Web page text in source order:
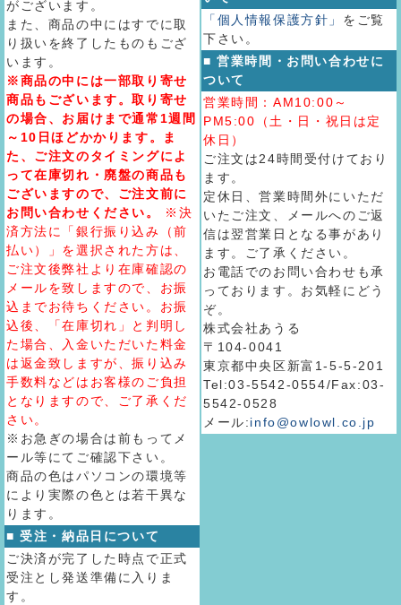
がございます。
また、商品の中にはすでに取
り扱いを終了したものもござ
います。
※商品の中には一部取り寄せ
商品もございます。取り寄せ
の場合、お届けまで通常1週間
～10日ほどかかります。ま
た、ご注文のタイミングによ
って在庫切れ・廃盤の商品も
ございますので、ご注文前に
お問い合わせください。
※決
済方法に「銀行振り込み（前
払い）」を選択された方は、
ご注文後弊社より在庫確認の
メールを致しますので、お振
込までお待ちください。お振
込後、「在庫切れ」と判明し
た場合、入金いただいた料金
は返金致しますが、振り込み
手数料などはお客様のご負担
となりますので、ご了承くだ
さい。
※お急ぎの場合は前もってメ
ール等にてご確認下さい。
商品の色はパソコンの環境等
により実際の色とは若干異な
ります。
■ 受注・納品日について
ご決済が完了した時点で正式
受注とし発送準備に入りま
す。
「個人情報保護方針」 をご覧
下さい。
■ 営業時間・お問い合わせに
ついて
営業時間：AM10:00～
PM5:00（土・日・祝日は定
休日）
ご注文は24時間受付けており
ます。
定休日、営業時間外にいただ
いたご注文、メールへのご返
信は翌営業日となる事があり
ます。ご了承ください。
お電話でのお問い合わせも承
っております。お気軽にどう
ぞ。
株式会社あうる
〒104-0041
東京都中央区新富1-5-5-201
Tel:03-5542-0554/Fax:03-
5542-0528
メール:info@owlowl.co.jp